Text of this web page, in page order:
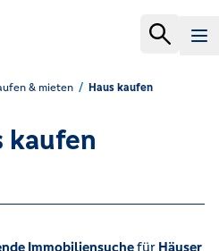
& mieten Haus kaufen
kaufen
ImmobiliensuchefürHäuser